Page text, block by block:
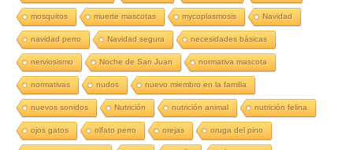
mosquitos muerte mascotas mycoplasmosis Navidad
navidad perro Navidad segura necesidades básicas
nerviosismo Noche de San Juan normativa mascota
normativas nudos nuevo miembro en la familia
nuevos sonidos Nutrición nutrición animal nutrición felina
ojos gatos olfato perro orejas oruga del pino